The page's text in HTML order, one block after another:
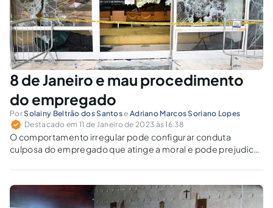
8 de Janeiro e mau procedimento
do empregado
PorSolainy Beltrão dos Santose Adriano Marcos Soriano Lopes
Destacado em 11 de Janeiro de 2023 às 16:38
O comportamento irregular pode configurar conduta
culposa do empregado que atinge a moral e pode prejudicar